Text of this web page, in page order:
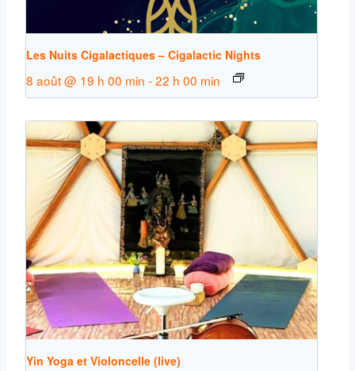
Les Nuits Cigalactiques – Cigalactic Nights
8 août @ 19 h 00 min -22 h 00 min
Yin Yoga et Violoncelle (live)